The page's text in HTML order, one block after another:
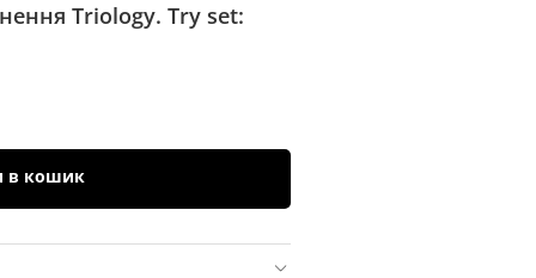
Triology. Try set:
в кошик